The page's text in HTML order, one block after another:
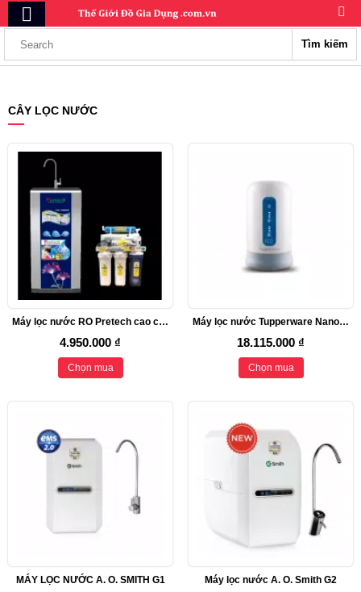
Tìm kiếm
CÂY LỌC NƯỚC
Máy lọc nước RO Pretech cao cấp 5 lõi lọc (màu xanh, có đồng hồ, không tủ)
4.950.000 ₫
Chọn mua
Máy lọc nước Tupperware Nano Nature
18.115.000 ₫
Chọn mua
MÁY LỌC NƯỚC A. O. SMITH G1 Máy lọc nước A. O. Smith G2